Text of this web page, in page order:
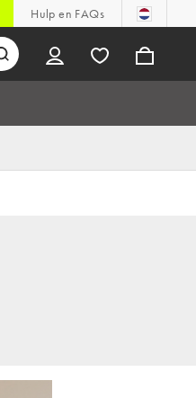
Hulp en FAQs